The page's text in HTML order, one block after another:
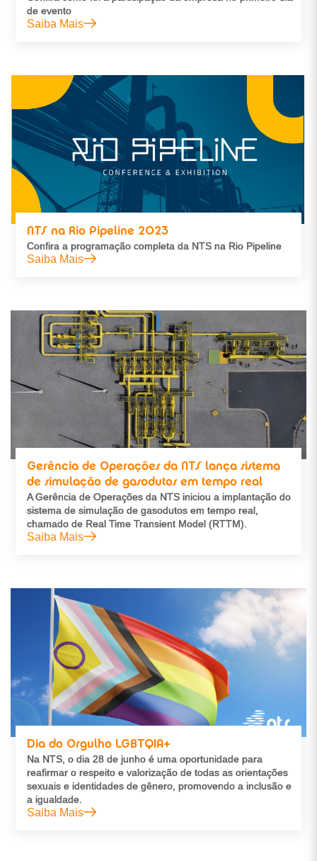
de evento
Saiba Mais
NTS na Rio Pipeline 2023
Confira a programação completa da NTS na Rio Pipeline
Saiba Mais
Gerência de Operações da NTS lança sistema
de simulação de gasodutos em tempo real
A Gerência de Operações da NTS iniciou a implantação do
sistema de simulação de gasodutos em tempo real,
chamado de Real Time Transient Model (RTTM).
Saiba Mais
Dia do Orgulho LGBTQIA+
Na NTS, o dia 28 de junho é uma oportunidade para
reafirmar o respeito e valorização de todas as orientações
sexuais e identidades de gênero, promovendo a inclusão e
a igualdade.
Saiba Mais